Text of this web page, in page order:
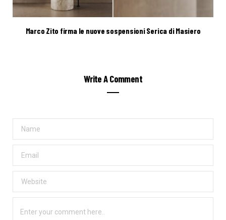
Marco Zito firma le nuove sospensioni Serica di Masiero
Write A Comment